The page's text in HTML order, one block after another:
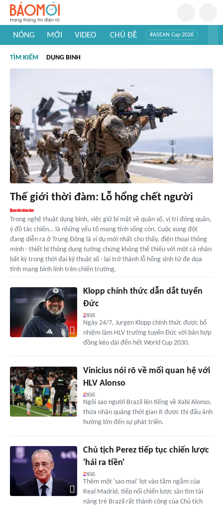
NÓNG MỚI VIDEO CHỦ ĐỀ #ASEAN Cup 2026
#Khám phá thế giới
TÌM KIẾM DỤNG BINH
Thế giới thời đàm: Lỗ hổng chết người
Trong nghệ thuật dụng binh, việc giữ bí mật về quân số, vị trí đóng quân,
ý đồ tác chiến… là những yếu tố mang tính sống còn. Cuộc xung đột
đang diễn ra ở Trung Đông là ví dụ mới nhất cho thấy, điện thoại thông
minh - thiết bị thông dụng tưởng chừng không thể thiếu với một cá nhân
bất kỳ trong thời đại kỹ thuật số - lại trở thành lỗ hổng sinh tử đe dọa
tính mạng binh lính trên chiến trường.
Klopp chính thức dẫn dắt tuyển
Đức
Ngày 24/7, Jurgen Klopp chính thức được bổ
nhiệm làm HLV trưởng tuyển Đức với bản hợp
đồng kéo dài đến hết World Cup 2030.
Vinicius nói rõ về mối quan hệ với
HLV Alonso
Ngôi sao người Brazil lên tiếng về Xabi Alonso,
thừa nhận quãng thời gian ít được thi đấu ảnh
hưởng lớn đến sự phát triển.
Chủ tịch Perez tiếp tục chiến lược
'hái ra tiền'
Thêm một 'sao mai' lọt vào tầm ngắm của
Real Madrid, tiếp nối chiến lược săn tìm tài
năng trẻ Brazil rất thành công của Chủ tịch